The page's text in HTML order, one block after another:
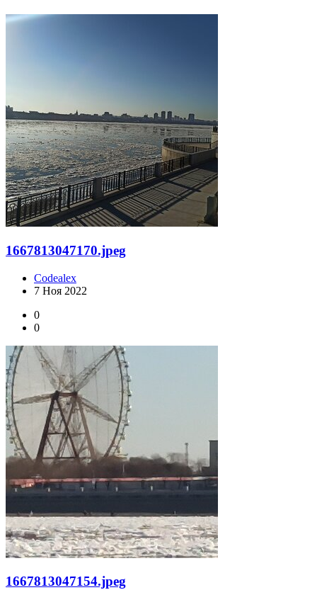
1667813047170.jpeg
Codealex
7 Ноя 2022
0
0
1667813047154.jpeg